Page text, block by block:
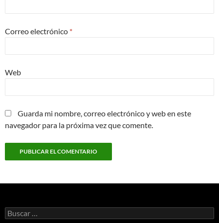
Correo electrónico *
Web
Guarda mi nombre, correo electrónico y web en este
navegador para la próxima vez que comente.
Buscar: